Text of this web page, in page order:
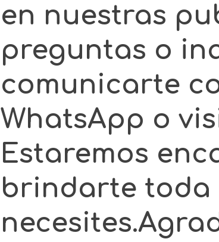
en nuestras
preguntas o
comunicarte
WhatsApp o
Estaremos
brindarte toda